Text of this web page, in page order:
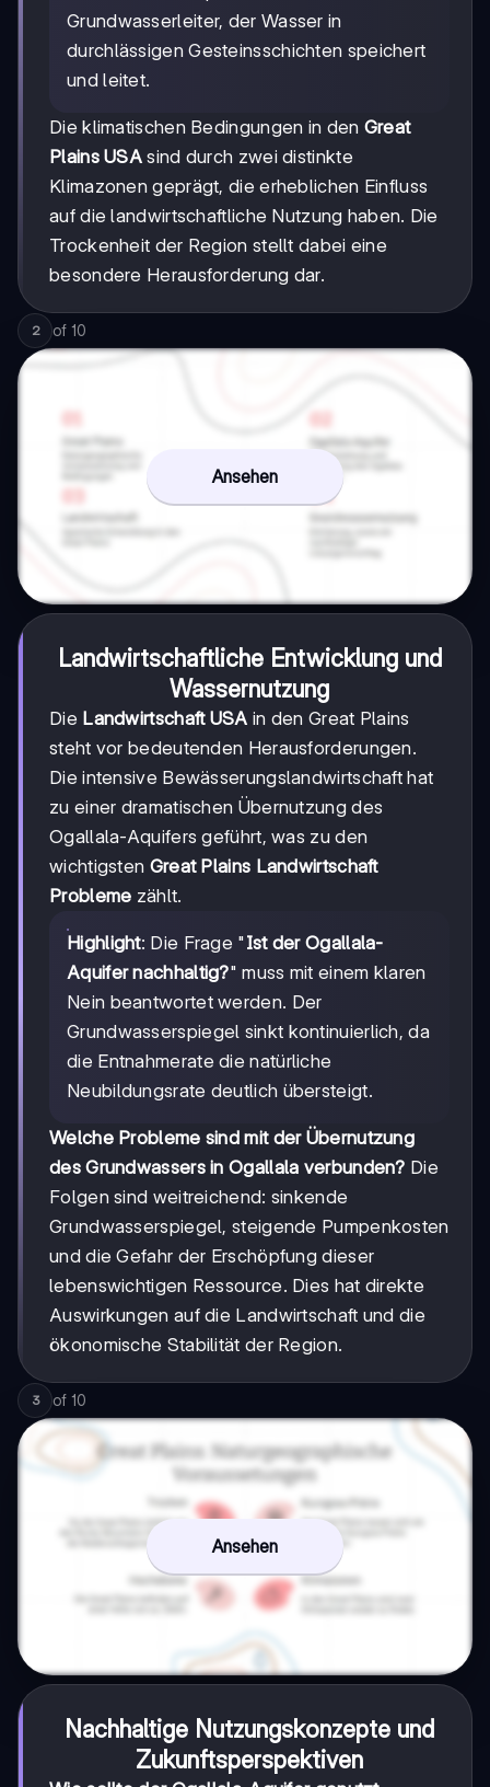
Grundwasserleiter, der Wasser in
durchlässigen Gesteinsschichten speichert
und leitet.
Die klimatischen Bedingungen in den Great
Plains USA sind durch zwei distinkte
Klimazonen geprägt, die erheblichen Einfluss
auf die landwirtschaftliche Nutzung haben. Die
Trockenheit der Region stellt dabei eine
besondere Herausforderung dar.
2 of 10
Ansehen
Landwirtschaftliche Entwicklung und
Wassernutzung
Die Landwirtschaft USA in den Great Plains
steht vor bedeutenden Herausforderungen.
Die intensive Bewässerungslandwirtschaft hat
zu einer dramatischen Übernutzung des
Ogallala-Aquifers geführt, was zu den
wichtigsten Great Plains Landwirtschaft
Probleme zählt.
Highlight: Die Frage "Ist der Ogallala-
Aquifer nachhaltig?" muss mit einem klaren
Nein beantwortet werden. Der
Grundwasserspiegel sinkt kontinuierlich, da
die Entnahmerate die natürliche
Neubildungsrate deutlich übersteigt.
Welche Probleme sind mit der Übernutzung
des Grundwassers in Ogallala verbunden? Die
Folgen sind weitreichend: sinkende
Grundwasserspiegel, steigende Pumpenkosten
und die Gefahr der Erschöpfung dieser
lebenswichtigen Ressource. Dies hat direkte
Auswirkungen auf die Landwirtschaft und die
ökonomische Stabilität der Region.
3 of 10
Ansehen
Nachhaltige Nutzungskonzepte und
Zukunftsperspektiven